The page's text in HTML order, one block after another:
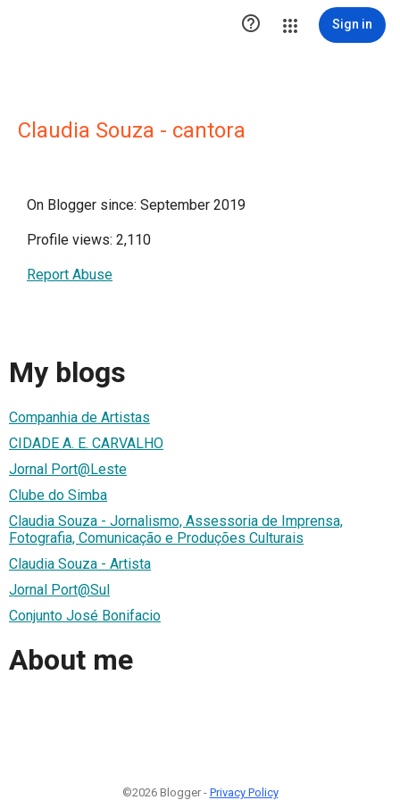
 Sign in
Claudia Souza - cantora
On Blogger since: September 2019
Profile views: 2,110
Report Abuse
My blogs
Companhia de Artistas
CIDADE A. E. CARVALHO
Jornal Port@Leste
Clube do Simba
Claudia Souza - Jornalismo, Assessoria de Imprensa,
Fotografia, Comunicação e Produções Culturais
Claudia Souza - Artista
Jornal Port@Sul
Conjunto José Bonifacio
About me
©2026 Blogger - Privacy Policy